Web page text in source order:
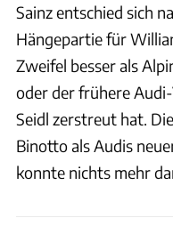
Sainz entschied sich
Hängepartie für
Zweifel besser als
oder der frühere
Seidl zerstreut hat.
Binotto als Audis
konnte nichts mehr